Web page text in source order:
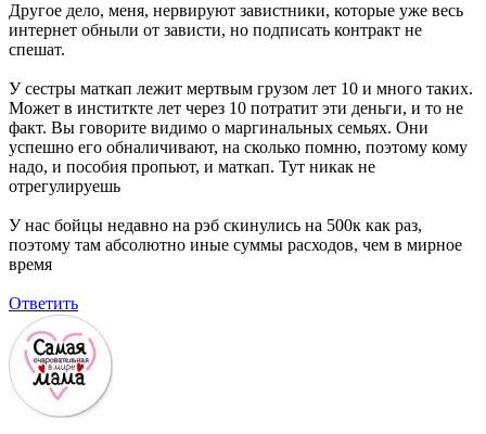
Другое дело, меня, нервируют завистники, которые уже весь
интернет обныли от зависти, но подписать контракт не
спешат.
У сестры маткап лежит мертвым грузом лет 10 и много таких.
Может в инститкте лет через 10 потратит эти деньги, и то не
факт. Вы говорите видимо о маргинальных семьях. Они
успешно его обналичивают, на сколько помню, поэтому кому
надо, и пособия пропьют, и маткап. Тут никак не
отрегулируешь
У нас бойцы недавно на рэб скинулись на 500к как раз,
поэтому там абсолютно иные суммы расходов, чем в мирное
время
Ответить